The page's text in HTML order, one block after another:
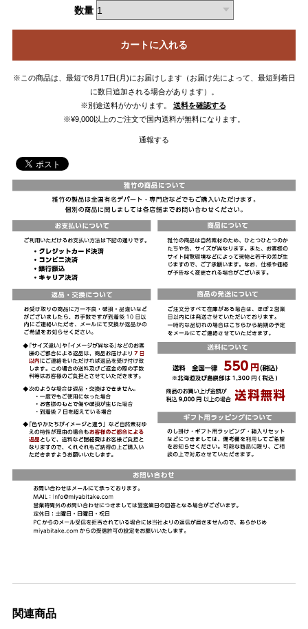
数量
カートに入れる
※この商品は、最短で8月17日(月)にお届けします（お届け先によって、最短到着日
に数日追加される場合があります）。
※別途送料がかかります。
送料を確認する
※¥9,000以上のご注文で国内送料が無料になります。
通報する
関連商品